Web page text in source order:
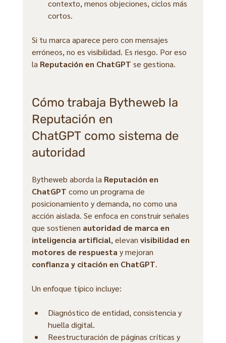
contexto, menos objeciones, ciclos más
cortos.
Si tu marca aparece pero con mensajes
erróneos, no es visibilidad. Es riesgo. Por eso
la Reputación en ChatGPT se gestiona.
Cómo trabaja Bytheweb la
Reputación en
ChatGPT como sistema de
autoridad
Bytheweb aborda la Reputación en
ChatGPT como un programa de
posicionamiento y demanda, no como una
acción aislada. Se enfoca en construir señales
que sostienen autoridad de marca en
inteligencia artificial, elevan visibilidad en
motores de respuesta y mejoran
confianza y citación en ChatGPT.
Un enfoque típico incluye:
Diagnóstico de entidad, consistencia y
huella digital.
Reestructuración de páginas críticas y